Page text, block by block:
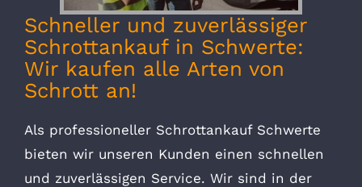
Schneller und zuverlässiger
Schrottankauf in Schwerte:
Wir kaufen alle Arten von
Schrott an!
Als professioneller Schrottankauf Schwerte
bieten wir unseren Kunden einen schnellen
und zuverlässigen Service. Wir sind in der